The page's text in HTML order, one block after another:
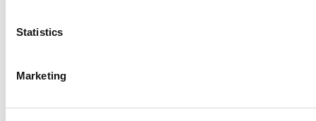
Statistics
Marketing